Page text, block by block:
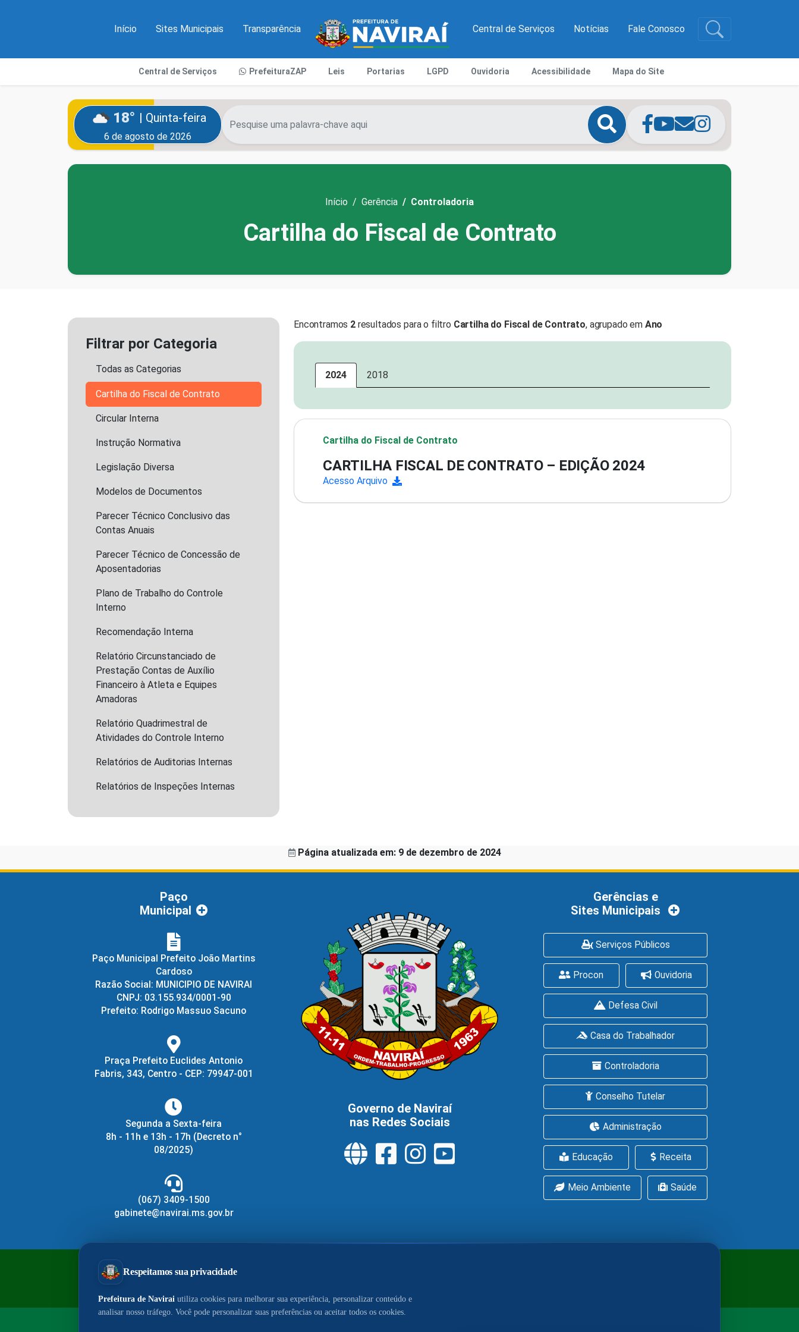
Início Sites Municipais Transparência Central de Serviços Notícias Fale Conosco
Central de Serviços PrefeituraZAP Leis Portarias LGPD Ouvidoria Acessibilidade Mapa do Site
18° | Quinta-feira
6 de agosto de 2026
Início Gerência Controladoria
Cartilha do Fiscal de Contrato
Filtrar por Categoria
Todas as Categorias
Cartilha do Fiscal de Contrato
Circular Interna
Instrução Normativa
Legislação Diversa
Modelos de Documentos
Parecer Técnico Conclusivo das
Contas Anuais
Parecer Técnico de Concessão de
Aposentadorias
Plano de Trabalho do Controle
Interno
Recomendação Interna
Relatório Circunstanciado de
Prestação Contas de Auxílio
Financeiro à Atleta e Equipes
Amadoras
Relatório Quadrimestral de
Atividades do Controle Interno
Relatórios de Auditorias Internas
Relatórios de Inspeções Internas
Encontramos 2resultados para o filtro Cartilha do Fiscal de Contrato, agrupado em Ano
2024 2018
Cartilha do Fiscal de Contrato
CARTILHA FISCAL DE CONTRATO – EDIÇÃO 2024
Acesso Arquivo
Página atualizada em: 9 de dezembro de 2024
Paço
Municipal
Paço Municipal Prefeito João Martins
Cardoso
Razão Social: MUNICIPIO DE NAVIRAI
CNPJ: 03.155.934/0001-90
Prefeito: Rodrigo Massuo Sacuno
Praça Prefeito Euclides Antonio
Fabris, 343, Centro - CEP: 79947-001
Segunda a Sexta-feira
8h - 11h e 13h - 17h (Decreto n°
08/2025)
(067) 3409-1500
gabinete@navirai.ms.gov.br
Governo de Naviraí
nas Redes Sociais
Gerências e
Sites Municipais
Serviços Públicos
Procon Ouvidoria
Defesa Civil
Casa do Trabalhador
Controladoria
Conselho Tutelar
Administração
Educação Receita
Meio Ambiente Saúde
PrefeituraZAP
© 2026 - Portal do Município de Naviraí. Conteúdo, publicações e gestão da comunicação sob responsabilidade da Assessoria de Imprensa.